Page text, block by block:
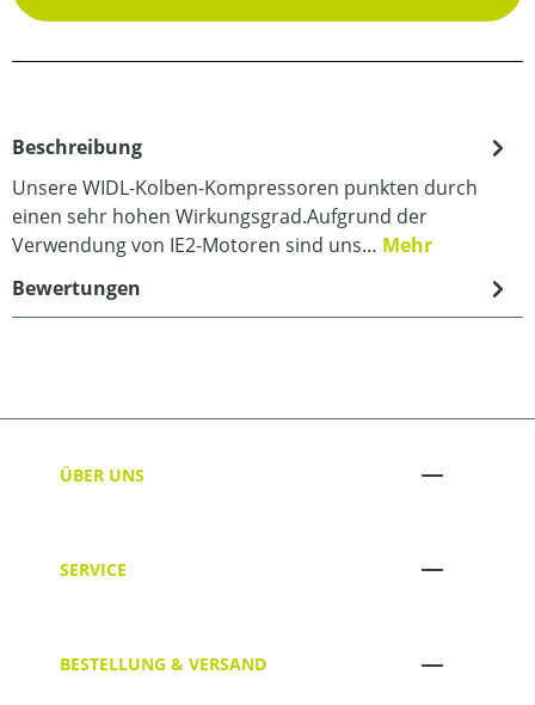
Beschreibung
Unsere WIDL-Kolben-Kompressoren punkten durch
einen sehr hohen Wirkungsgrad.Aufgrund der
Verwendung von IE2-Motoren sind uns… Mehr
Bewertungen
ÜBER UNS
SERVICE
BESTELLUNG & VERSAND